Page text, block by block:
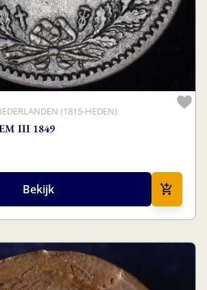
(1815-HEDEN)
III 1849
Bekijk